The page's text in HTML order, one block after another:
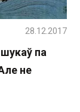
шукаў па
не
28.12.2017